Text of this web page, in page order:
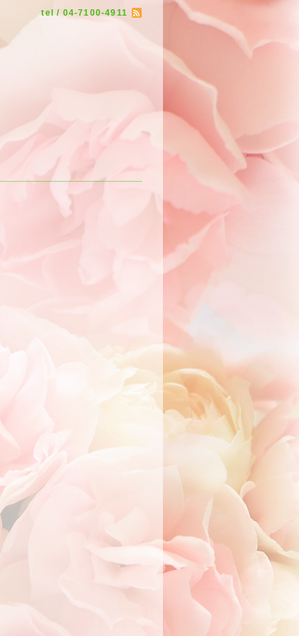
tel / 04-7100-4911